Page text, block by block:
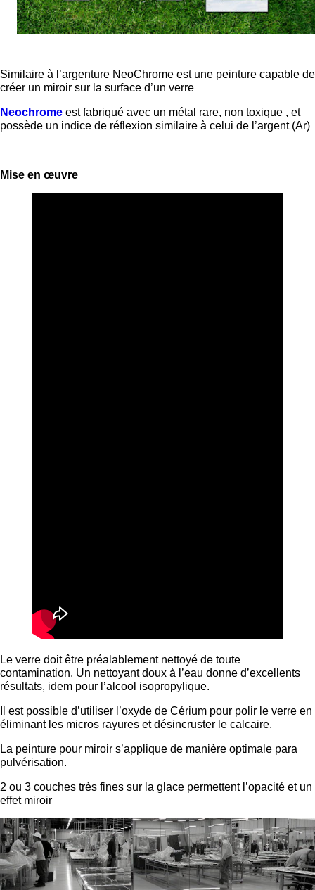
Similaire à l’argenture NeoChrome est une peinture capable de
créer un miroir sur la surface d’un verre
Neochrome est fabriqué avec un métal rare, non toxique , et
possède un indice de réflexion similaire à celui de l’argent (Ar)
Mise en œuvre
Le verre doit être préalablement nettoyé de toute
contamination. Un nettoyant doux à l’eau donne d’excellents
résultats, idem pour l’alcool isopropylique.
Il est possible d’utiliser l’oxyde de Cérium pour polir le verre en
éliminant les micros rayures et désincruster le calcaire.
La peinture pour miroir s’applique de manière optimale para
pulvérisation.
2 ou 3 couches très fines sur la glace permettent l’opacité et un
effet miroir